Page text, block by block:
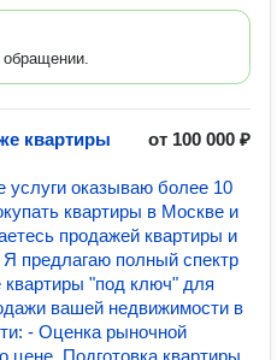
обращении.
квартиры
от 100 000 ₽
услуги оказываю более 10
квартиры в Москве и
продажей квартиры и
предлагаю полный спектр
квартиры "под ключ" для
вашей недвижимости в
- Оценка рыночной
цене. Подготовка квартиры